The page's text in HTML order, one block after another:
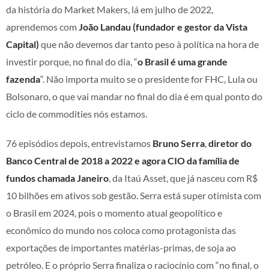
da história do Market Makers, lá em julho de 2022,
aprendemos comJoão Landau (fundador e gestor da Vista
Capital) que não devemos dar tanto peso à política na hora de
investir porque, no final do dia, “o Brasil é uma grande
fazenda“. Não importa muito se o presidente for FHC, Lula ou
Bolsonaro, o que vai mandar no final do dia é em qual ponto do
ciclo de commodities nós estamos.
76 episódios depois, entrevistamos Bruno Serra,diretor do
Banco Central de 2018 a 2022 e agora CIO da família de
fundos chamada Janeiro, da Itaú Asset, que já nasceu com R$
10 bilhões em ativos sob gestão. Serra está super otimista com
o Brasil em 2024, pois o momento atual geopolítico e
econômico do mundo nos coloca como protagonista das
exportações de importantes matérias-primas, de soja ao
petróleo. E o próprio Serra finaliza o raciocínio com “no final, o